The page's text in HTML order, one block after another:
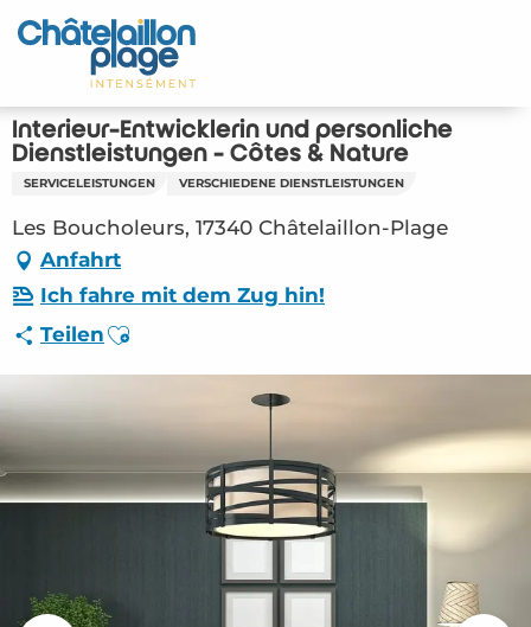
Aller
au
principal
Startseite - DE
Entdecken Sie
Zu leben
Treffpunkt
Ihr Aufenthalt - DE
ORG – Interieur-Entwicklerin und persönliche
Dienstleistungen – Côtes & Nature
(Châtelaillon-Plage) #5737129
Interieur-Entwicklerin und persönliche
Dienstleistungen - Côtes & Nature
SERVICELEISTUNGEN VERSCHIEDENE DIENSTLEISTUNGEN
Les Boucholeurs, 17340 Châtelaillon-Plage
Anfahrt
Ich fahre mit dem Zug hin!
Teilen Ajouter aux favoris